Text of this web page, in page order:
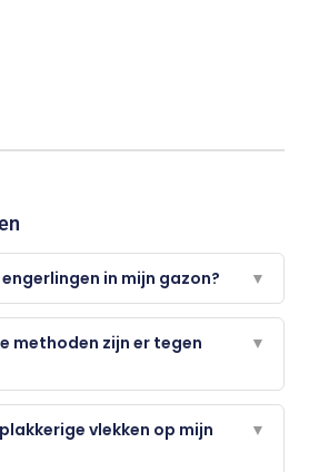
engerlingen in mijn gazon? ▼
methoden zijn er tegen
▼
vlekken op mijn
▼